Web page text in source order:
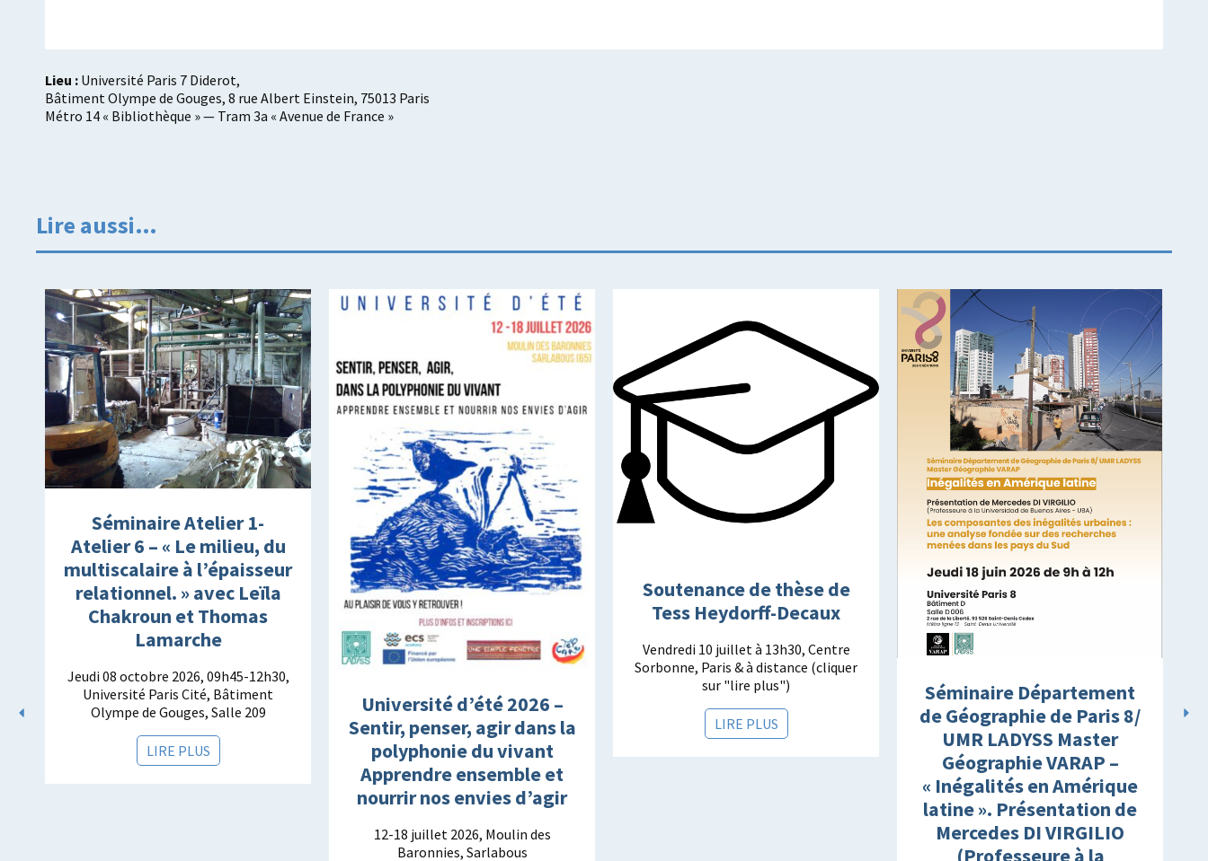
Lieu : Université Paris 7 Diderot,
Bâtiment Olympe de Gouges, 8 rue Albert Einstein, 75013 Paris
Métro 14 « Bibliothèque » — Tram 3a « Avenue de France »
Lire aussi…
Séminaire Atelier 1-
Atelier 6 – « Le milieu, du
multiscalaire à l’épaisseur
relationnel. » avec Leïla
Chakroun et Thomas
Lamarche
Jeudi 08 octobre 2026, 09h45-12h30,
Université Paris Cité, Bâtiment
Olympe de Gouges, Salle 209
LIRE PLUS
Université d’été 2026 –
Sentir, penser, agir dans la
polyphonie du vivant
Apprendre ensemble et
nourrir nos envies d’agir
12-18 juillet 2026, Moulin des
Baronnies, Sarlabous
Soutenance de thèse de
Tess Heydorff-Decaux
Vendredi 10 juillet à 13h30, Centre
Sorbonne, Paris & à distance (cliquer
sur "lire plus")
LIRE PLUS
Séminaire Département
de Géographie de Paris 8/
UMR LADYSS Master
Géographie VARAP –
« Inégalités en Amérique
latine ». Présentation de
Mercedes DI VIRGILIO
(Professeure à la